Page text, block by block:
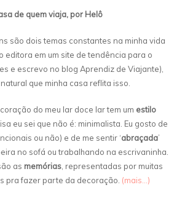
de quem viaja, por Helô
são dois temas constantes na minha vida
editora em um site de tendência para o
e escrevo no blog Aprendiz de Viajante),
que minha casa reflita isso.
do meu lar doce lar tem um estilo
eu sei que não é: minimalista. Eu gosto de
ou não) e de me sentir ‘abraçada’
no sofá ou trabalhando na escrivaninha.
as memórias , representadas por muitas
pra fazer parte da decoração. (mais…)